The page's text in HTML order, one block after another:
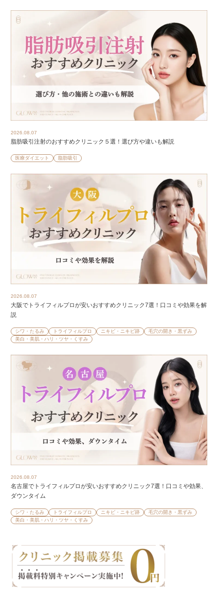
2026.08.07
脂肪吸引注射のおすすめクリニック５選！選び方や違いも解説
医療ダイエット 脂肪吸引
2026.08.07
大阪でトライフィルプロが安いおすすめクリニック7選！口コミや効果を解
説
シワ・たるみ トライフィルプロ ニキビ・ニキビ跡
毛穴の開き・黒ずみ
美白・美肌・ハリ・ツヤ・くすみ
2026.08.07
名古屋でトライフィルプロが安いおすすめクリニック7選！口コミや効果、
ダウンタイム
シワ・たるみ トライフィルプロ ニキビ・ニキビ跡
毛穴の開き・黒ずみ
美白・美肌・ハリ・ツヤ・くすみ